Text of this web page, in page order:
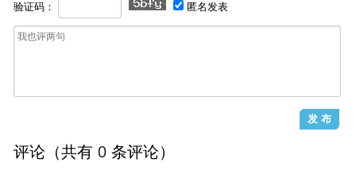
验证码： 匿名发表
评论（共有 0 条评论）